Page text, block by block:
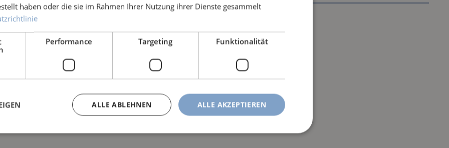
haben oder die sie im Rahmen Ihrer Nutzung ihrer Dienste gesammelt
Performance Targeting Funktionalität
ALLE AKZEPTIEREN
ALLE ABLEHNEN